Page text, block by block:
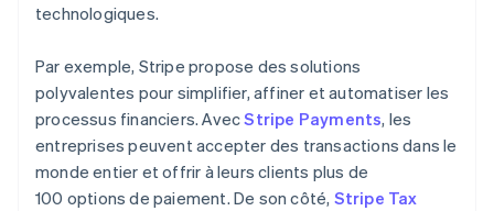
technologiques.
Par exemple, Stripe propose des solutions
polyvalentes pour simplifier, affiner et automatiser les
processus financiers. AvecStripe Payments, les
entreprises peuvent accepter des transactions dans le
monde entier et offrir à leurs clients plus de
100 options de paiement. De son côté, Stripe Tax